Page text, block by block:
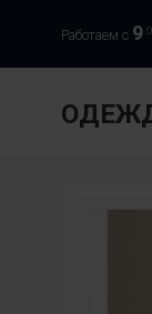
Работаем с 9